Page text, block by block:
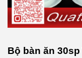
Bộ bàn ăn